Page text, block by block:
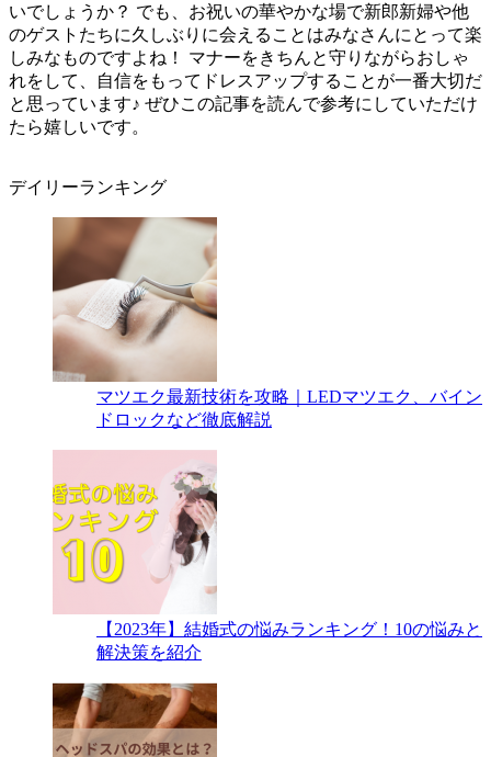
いでしょうか？ でも、お祝いの華やかな場で新郎新婦や他
のゲストたちに久しぶりに会えることはみなさんにとって楽
しみなものですよね！ マナーをきちんと守りながらおしゃ
れをして、自信をもってドレスアップすることが一番大切だ
と思っています♪ ぜひこの記事を読んで参考にしていただけ
たら嬉しいです。
デイリーランキング
マツエク最新技術を攻略｜LEDマツエク、バイン
ドロックなど徹底解説
【2023年】結婚式の悩みランキング！10の悩みと
解決策を紹介